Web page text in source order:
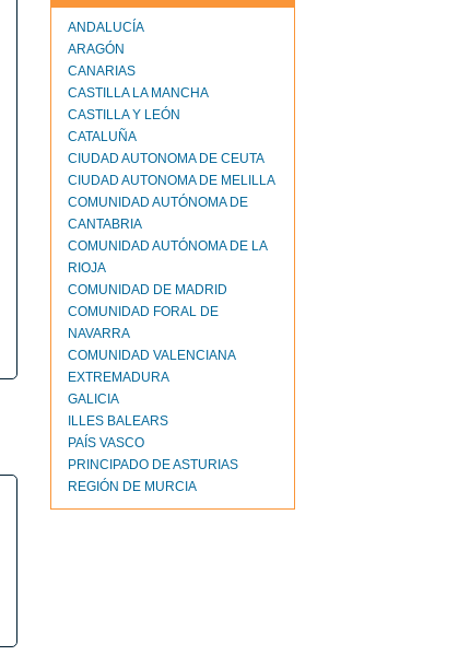
ANDALUCÍA
ARAGÓN
CANARIAS
CASTILLA LA MANCHA
CASTILLA Y LEÓN
CATALUÑA
CIUDAD AUTONOMA DE CEUTA
CIUDAD AUTONOMA DE MELILLA
COMUNIDAD AUTÓNOMA DE
CANTABRIA
COMUNIDAD AUTÓNOMA DE LA
RIOJA
COMUNIDAD DE MADRID
COMUNIDAD FORAL DE
NAVARRA
COMUNIDAD VALENCIANA
EXTREMADURA
GALICIA
ILLES BALEARS
PAÍS VASCO
PRINCIPADO DE ASTURIAS
REGIÓN DE MURCIA